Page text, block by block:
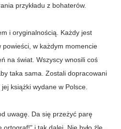
przykładu z bohaterów.
i oryginalnością. Każdy jest
w każdym momencie
na świat. Wszyscy wnosili coś
taka sama. Zostali dopracowani
książki wydane w Polsce.
uwagę. Da się przeżyć parę